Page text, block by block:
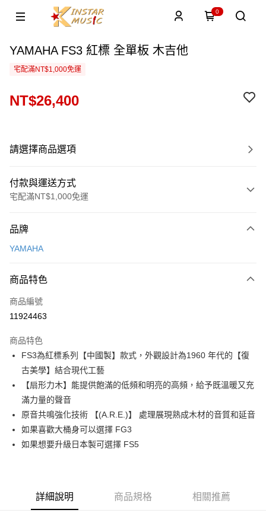
0
YAMAHA FS3 紅標 全單板 木吉他
宅配滿NT$1,000免運
NT$26,400
請選擇商品選項
付款與運送方式
宅配滿NT$1,000免運
信用卡一次付款
3 期 0 利率 每期
合作金庫商業銀行
上海商業儲蓄銀行
臺灣中小企業銀行
匯豐（台灣）商業銀行
華泰商業銀行
聯邦商業銀行
元大商業銀行
永豐商業銀行
玉山商業銀行
台灣樂天信用卡公司
合作金庫商業銀行
上海商業儲蓄銀行
國泰世華商業銀行
兆豐國際商業銀行
匯豐（台灣）商業銀行
聯邦商業銀行
遠東國際商業銀行
元大商業銀行
玉山商業銀行
星展（台灣）商業銀行
台新國際商業銀行
LINE Pay
Apple Pay
街口支付
悠遊付
全盈+PAY
大哥付你分期
相關說明
成交易。
3.實際核准額度、可分期數及費用金額請依後續交易確認頁面所載為準。
運送方式
品牌
YAMAHA
商品特色
商品編號
11924463
商品特色
FS3為紅標系列【中國製】款式，外觀設計為1960 年代的【復
古美學】結合現代工藝
【扇形力木】能提供飽滿的低頻和明亮的高頻，給予既溫暖又充
滿力量的聲音
原音共鳴強化技術 【(A.R.E.)】 處理展現熟成木材的音質和延音
如果喜歡大桶身可以選擇 FG3
如果想要升級日本製可選擇 FS5
詳細說明 商品規格 相關推薦